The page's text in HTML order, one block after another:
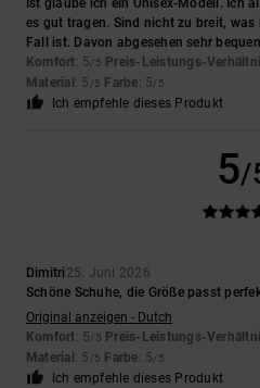
Ist glaube ich ein Unisex-Modell. Ich
es gut tragen. Sind nicht zu breit, was
Fall ist. Davon abgesehen sehr
Komfort: 5/5 Preis-Leistungs-
Material : 5 /5 Farbe: 5/5
Ich empfehle dieses Produkt
5/
Dimitri 25. Juni 2026
Schöne Schuhe, die Größe passt
Original anzeigen - Dutch
Komfort: 5/5 Preis-Leistungs-
Material : 5 /5 Farbe: 5/5
Ich empfehle dieses Produkt